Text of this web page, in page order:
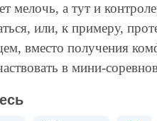
мелочь, а тут и
или, к примеру,
вместо получения
в мини-